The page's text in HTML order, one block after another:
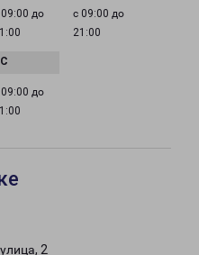
09:00 до
с 09:00 до
21:00
09:00 до
2